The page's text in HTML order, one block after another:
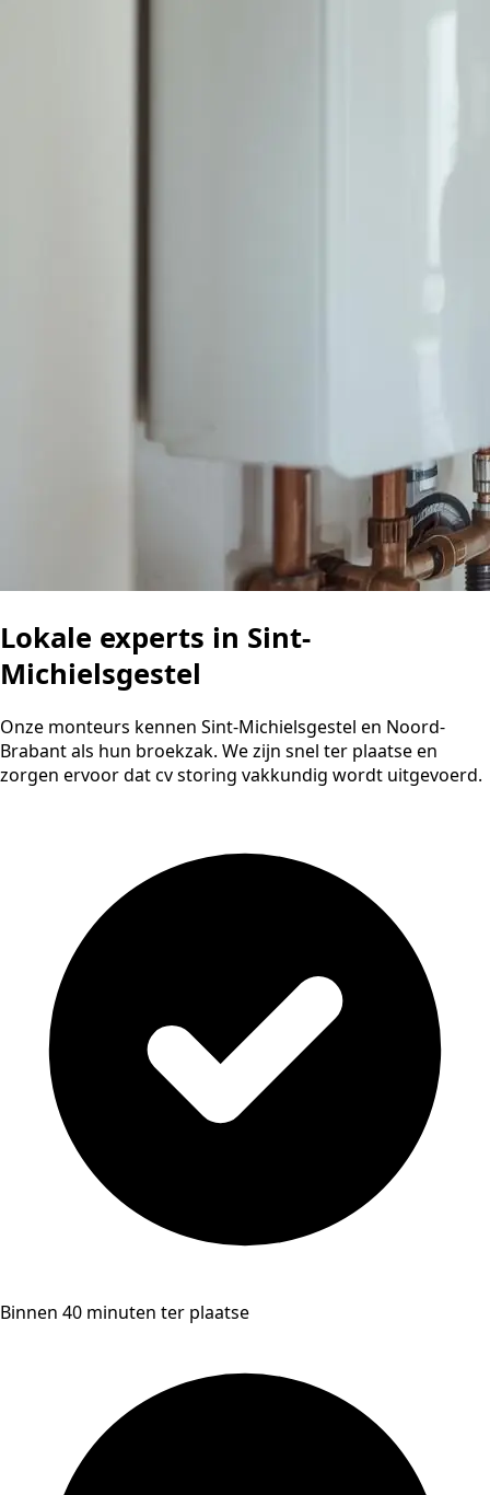
Lokale experts in Sint-
Michielsgestel
Onze monteurs kennen Sint-Michielsgestel en Noord-
Brabant als hun broekzak. We zijn snel ter plaatse en
zorgen ervoor dat cv storing vakkundig wordt uitgevoerd.
Binnen 40 minuten ter plaatse